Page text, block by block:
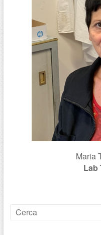
Maria
Lab